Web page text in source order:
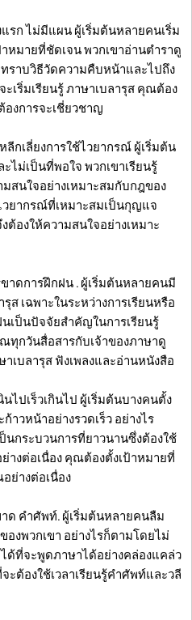
รก ไม่มีแผน ผู้เริ่มต้นหลายคนเริ่ม
หมายที่ชัดเจน พวกเขาอ่านตำราดู
ราบวิธีวัดความคืบหน้าและไปถึง
เริ่มเรียนรู้ ภาษาเบลารุส คุณต้อง
งการจะเชี่ยวชาญ
ลีกเลี่ยงการใช้ไวยากรณ์ ผู้เริ่มต้น
ไม่เป็นที่พอใจ พวกเขาเรียนรู้
สนใจอย่างเหมาะสมกับกฎของ
วยากรณ์ที่เหมาะสมเป็นกุญแจ
องให้ความสนใจอย่างเหมาะ
าดการฝึกฝน . ผู้เริ่มต้นหลายคนมี
ส เฉพาะในระหว่างการเรียนหรือ
เป็นปัจจัยสำคัญในการเรียนรู้
กวันสื่อสารกับเจ้าของภาษาดู
เบลารุส ฟังเพลงและอ่านหนังสือ
นไปเร็วเกินไป ผู้เริ่มต้นบางคนตั้ง
าวหน้าอย่างรวดเร็ว อย่างไร
นกระบวนการที่ยาวนานซึ่งต้องใช้
างต่อเนื่อง คุณต้องตั้งเป้าหมายที่
ย่างต่อเนื่อง
ด คำศัพท์. ผู้เริ่มต้นหลายคนลืม
งพวกเขา อย่างไรก็ตามโดยไม่
ด้ที่จะพูดภาษาได้อย่างคล่องแคล่ว
ะต้องใช้เวลาเรียนรู้คำศัพท์และวลี